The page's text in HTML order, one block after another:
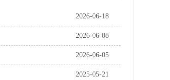
2026-06-18
2026-06-08
2026-06-05
2025-05-21